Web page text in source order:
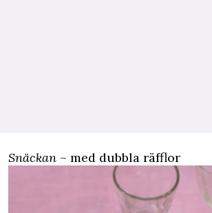
Snäckan – med dubbla räfflor